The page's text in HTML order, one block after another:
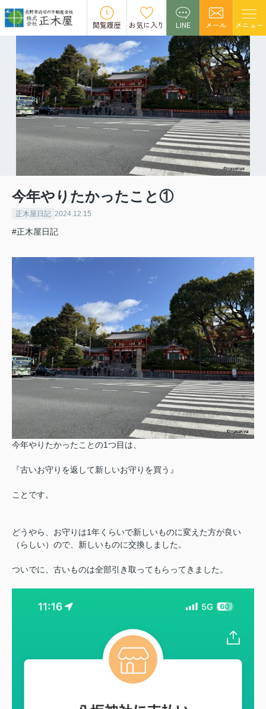
閲覧履歴 お気に入り LINE メール メニュー
今年やりたかったこと①
正木屋日記 2024.12.15
#正木屋日記
今年やりたかったことの1つ目は、
『古いお守りを返して新しいお守りを買う』
ことです。
どうやら、お守りは1年くらいで新しいものに変えた方が良い
（らしい）ので、新しいものに交換しました。
ついでに、古いものは全部引き取ってもらってきました。